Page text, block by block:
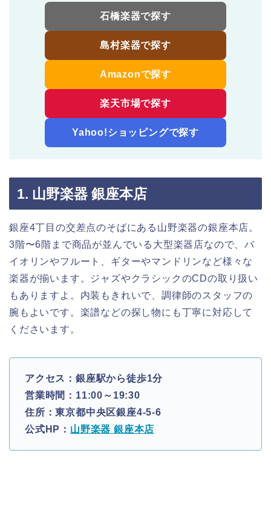
石橋楽器で探す
島村楽器で探す
Amazonで探す
楽天市場で探す
Yahoo!ショッピングで探す
1. 山野楽器 銀座本店
銀座4丁目の交差点のそばにある山野楽器の銀座本店。
3階〜6階まで商品が並んでいる大型楽器店なので、バ
イオリンやフルート、ギターやマンドリンなど様々な
楽器が揃います。ジャズやクラシックのCDの取り扱い
もありますよ。内装もきれいで、調律師のスタッフの
腕もよいです。楽譜などの探し物にも丁寧に対応して
くださいます。
アクセス：銀座駅から徒歩1分
営業時間：11:00～19:30
住所：東京都中央区銀座4-5-6
公式HP： 山野楽器 銀座本店